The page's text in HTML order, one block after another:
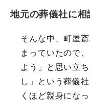
地元の葬儀社に相
そんな中、町屋
まっていたので
よう」と思い立
し」という葬儀
くほど親身にな